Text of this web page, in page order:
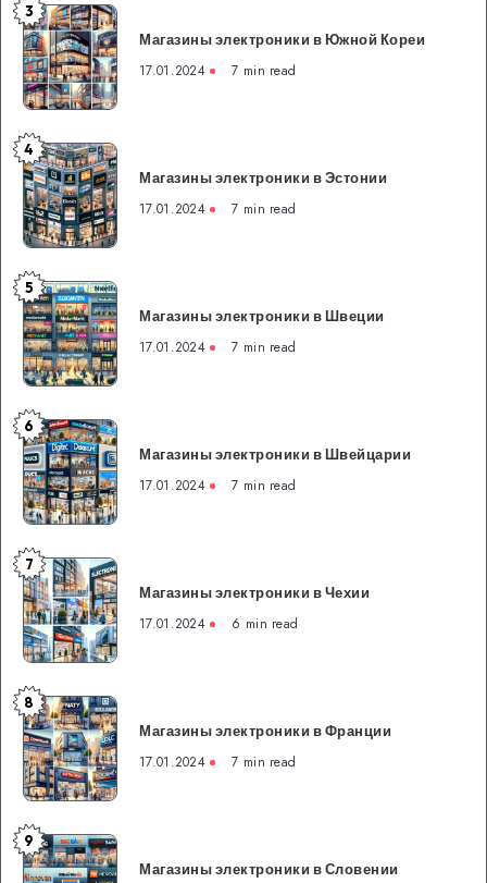
Магазины
электроники
в
Южной
Кореи
3
Магазины электроники в Южной Кореи
17.01.2024 7 min read
Магазины
электроники
в
Эстонии
4
Магазины электроники в Эстонии
17.01.2024 7 min read
Магазины
электроники
в
Швеции
5
Магазины электроники в Швеции
17.01.2024 7 min read
Магазины
электроники
в
Швейцарии
6
Магазины электроники в Швейцарии
17.01.2024 7 min read
Магазины
электроники
в
Чехии
7
Магазины электроники в Чехии
17.01.2024 6 min read
Магазины
электроники
в
Франции
8
Магазины электроники в Франции
17.01.2024 7 min read
Магазины
электроники
9
Магазины электроники в Словении